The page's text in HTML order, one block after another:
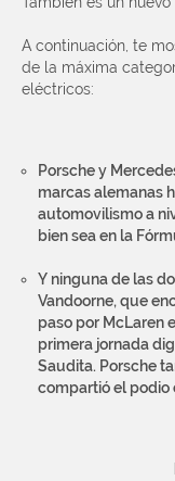
A continuación, te
de la máxima
eléctricos:
Porsche y
marcas alemanas
automovilismo a
bien sea en la
Y ninguna de las
Vandoorne, que
paso por McLaren
primera jornada
Saudita. Porsche
compartió el podio